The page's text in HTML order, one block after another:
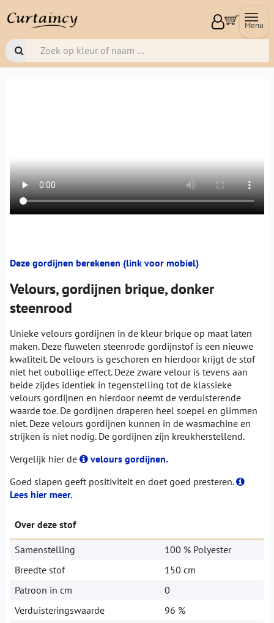
Menu
Deze gordijnen berekenen (link voor mobiel)
Velours, gordijnen brique, donker
steenrood
Unieke velours gordijnen in de kleur brique op maat laten
maken. Deze fluwelen steenrode gordijnstof is een nieuwe
kwaliteit. De velours is geschoren en hierdoor krijgt de stof
niet het oubollige effect. Deze zware velour is tevens aan
beide zijdes identiek in tegenstelling tot de klassieke
velours gordijnen en hierdoor neemt de verduisterende
waarde toe. De gordijnen draperen heel soepel en glimmen
niet. Deze velours gordijnen kunnen in de wasmachine en
strijken is niet nodig. De gordijnen zijn kreukherstellend.
Vergelijk hier de
velours gordijnen.
Goed slapen geeft positiviteit en doet goed presteren.
Lees hier meer.
Over deze stof
Samenstelling
100 % Polyester
Breedte stof
150 cm
Patroon in cm
0
Verduisteringswaarde
96 %